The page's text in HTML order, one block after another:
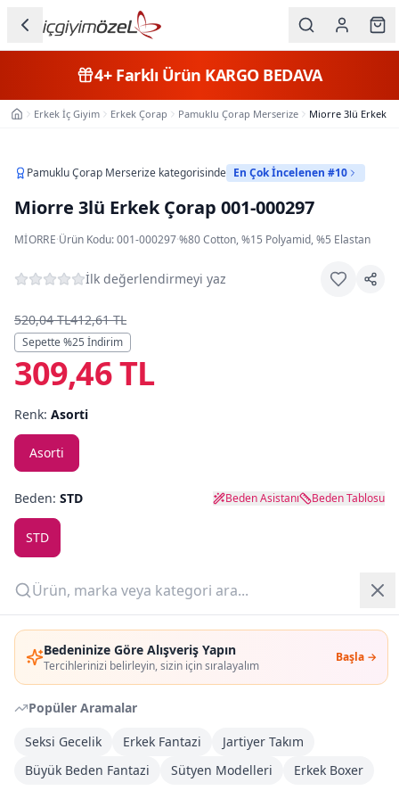
Bedeninize Göre Alışveriş Yapın
Tercihlerinizi belirleyin, sizin için sıralayalım
Başla →
Popüler Aramalar
Seksi Gecelik
Erkek Fantazi
Jartiyer Takım
Büyük Beden Fantazi
Sütyen Modelleri Erkek Boxer
Kategorileri
Erkek
Çocuk
Fantazi
Büyük
Markalar
Yazlık Pijama
Kampanyalar
Yeni Gelenler
OUTLET
Giriş Yap
Üye Ol
4+Farklı Ürün KARGO BEDAVA
Ana SayfaErkek İç Giyim Erkek Çorap Pamuklu Çorap Merserize Miorre 3lü Erkek
Pamuklu Çorap Merserize kategorisinde En Çok İncelenen #10
Miorre 3lü Erkek Çorap 001-000297
MIORRE·Ürün Kodu:001-000297·%80 Cotton, %15 Polyamid, %5 Elastan
İlk değerlendirmeyi yaz
520,04 TL412,61 TL
Sepette %25 İndirim
309,46 TL
Renk: Asorti
Asorti
Beden: STD Beden Asistanı Beden Tablosu
STD
Adet:
Sepete Ekle
Kargoya Teslim
Bayram tatili sonrasında kargolanacaktır